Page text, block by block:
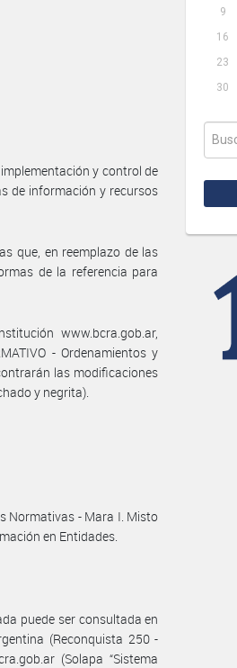
9
16
23
30
y control de
de información y recursos
que, en reemplazo de las
de la referencia para
www.bcra.gob.ar,
- Ordenamientos y
las modificaciones
y negrita).
Normativas - Mara I. Misto
en Entidades.
puede ser consultada en
(Reconquista 250 -
(Solapa “Sistema